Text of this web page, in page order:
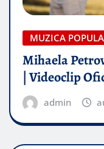
MUZICA
Mihaela
| Videoclip
admin